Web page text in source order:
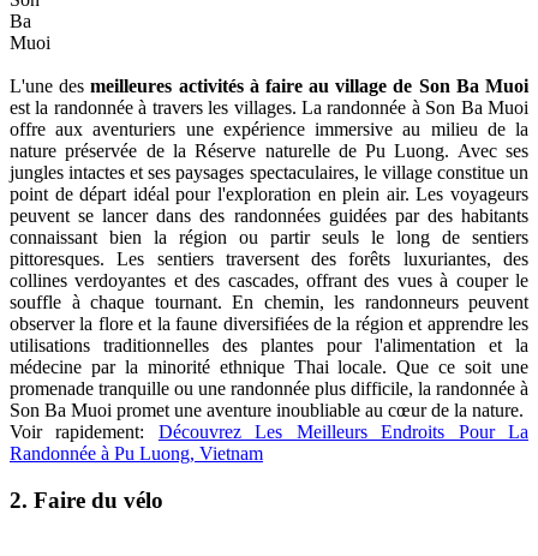
Ba
Muoi
L'une desmeilleures activités à faire au village de Son Ba Muoi
est la randonnée à travers les villages. La randonnée à Son Ba Muoi
offre aux aventuriers une expérience immersive au milieu de la
nature préservée de la Réserve naturelle de Pu Luong. Avec ses
jungles intactes et ses paysages spectaculaires, le village constitue un
point de départ idéal pour l'exploration en plein air. Les voyageurs
peuvent se lancer dans des randonnées guidées par des habitants
connaissant bien la région ou partir seuls le long de sentiers
pittoresques. Les sentiers traversent des forêts luxuriantes, des
collines verdoyantes et des cascades, offrant des vues à couper le
souffle à chaque tournant. En chemin, les randonneurs peuvent
observer la flore et la faune diversifiées de la région et apprendre les
utilisations traditionnelles des plantes pour l'alimentation et la
médecine par la minorité ethnique Thai locale. Que ce soit une
promenade tranquille ou une randonnée plus difficile, la randonnée à
Son Ba Muoi promet une aventure inoubliable au cœur de la nature.
Voir rapidement: Découvrez Les Meilleurs Endroits Pour La
Randonnée à Pu Luong, Vietnam
2. Faire du vélo